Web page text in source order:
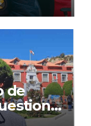
de